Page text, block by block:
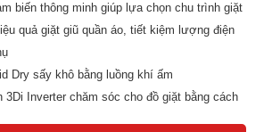
biến thông minh giúp lựa chọn chu trình giặt
quả giặt giũ quần áo, tiết kiệm lượng điện
Dry sấy khô bằng luồng khí ấm
Inverter chăm sóc cho đồ giặt bằng cách